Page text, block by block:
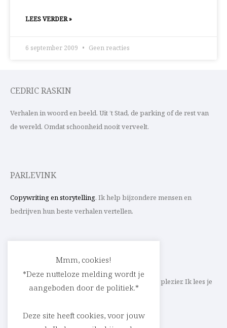
LEES VERDER »
6 september 2009 Geen reacties
CEDRIC RASKIN
Verhalen in woord en beeld. Uit ’t Stad, de parking of de rest van
de wereld. Omdat schoonheid nooit verveelt.
PARLEVINK
Copywriting en storytelling. Ik help bijzondere mensen en
bedrijven hun beste verhalen vertellen.
Schrijf ik straks mee aan jouw verhaal? Met veel plezier. Ik lees je
heel graag op
cedric@parlevink.be
Mmm, cookies!
*Deze nutteloze melding wordt je
aangeboden door de politiek.*
Deze site heeft cookies, voor jouw